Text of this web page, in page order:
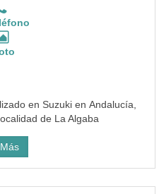
en Suzuki en Andalucía,
de La Algaba